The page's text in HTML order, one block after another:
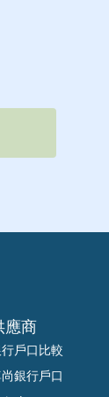
應商
戶口比較
銀行戶口